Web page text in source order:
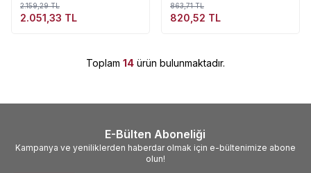
2.159,29TL
2.051,33 TL
863,71TL
820,52 TL
Toplam 14 ürün bulunmaktadır.
E-Bülten Aboneliği
Kampanya ve yeniliklerden haberdar olmak için e-bültenimize abone
olun!